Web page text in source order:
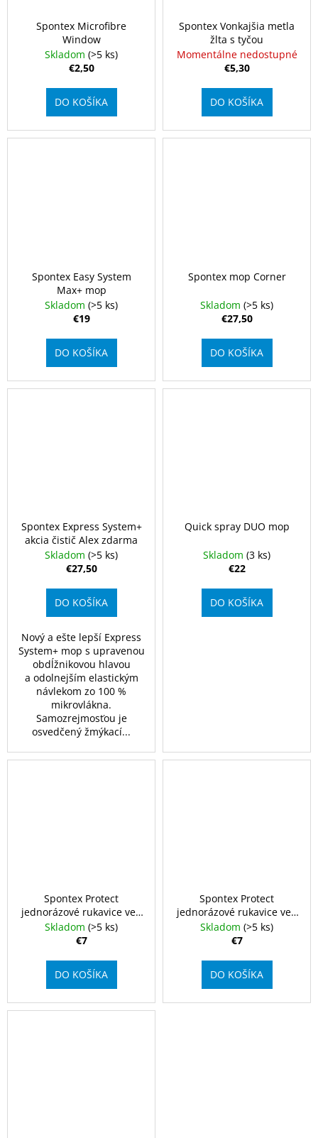
m
h
Spontex Microfibre
Window
Skladom (>5 ks)
€2,50
DO KOŠÍKA
Spontex Vonkajšia metla
žlta s tyčou
Momentálne nedostupné
€5,30
DO KOŠÍKA
Spontex Easy System
Max+ mop
Skladom (>5 ks)
€19
DO KOŠÍKA
Spontex mop Corner
Skladom (>5 ks)
€27,50
DO KOŠÍKA
Spontex Express System+
akcia čistič Alex zdarma
Skladom (>5 ks)
€27,50
DO KOŠÍKA
Nový a ešte lepší Express
System+ mop s upravenou
obdĺžnikovou hlavou
a odolnejším elastickým
návlekom zo 100 %
mikrovlákna.
Samozrejmosťou je
osvedčený žmýkací...
Quick spray DUO mop
Skladom (3 ks)
€22
DO KOŠÍKA
Spontex Protect
jednorázové rukavice vel.
L, 100 ks
Skladom (>5 ks)
€7
DO KOŠÍKA
Spontex Protect
jednorázové rukavice vel.
M, 100 ks
Skladom (>5 ks)
€7
DO KOŠÍKA